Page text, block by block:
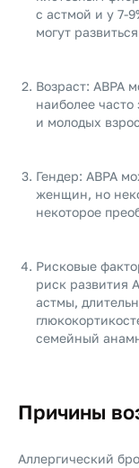
с астмой и у 7-
могут
Возраст: ABPA
наиболее часто
и молодых
Гендер: ABPA
женщин, но
некоторое
Рисковые
риск развития
астмы,
семейный
Причины
Аллергический